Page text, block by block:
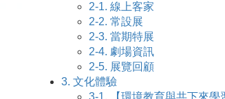
2-1. 線上客家
2-2. 常設展
2-3. 當期特展
2-4. 劇場資訊
2-5. 展覽回顧
3. 文化體驗